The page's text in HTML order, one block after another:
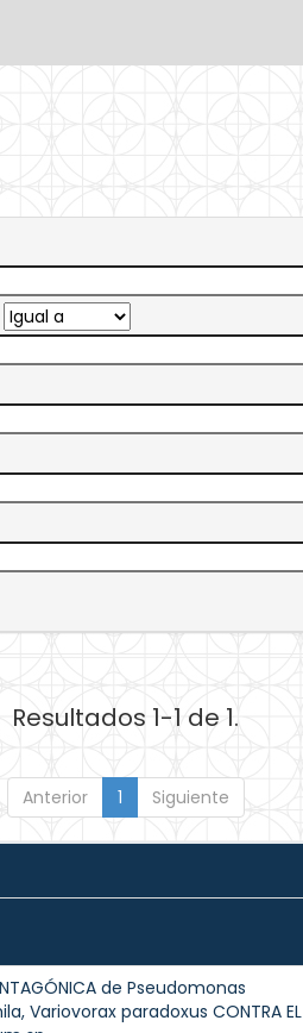
Resultados 1-1 de 1.
Anterior 1 Siguiente
de Pseudomonas
Variovorax paradoxus CONTRA EL